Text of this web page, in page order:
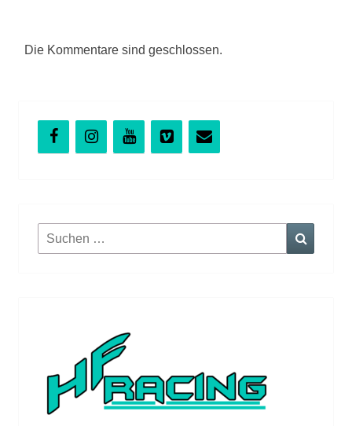
Die Kommentare sind geschlossen.
Suchen
nach: